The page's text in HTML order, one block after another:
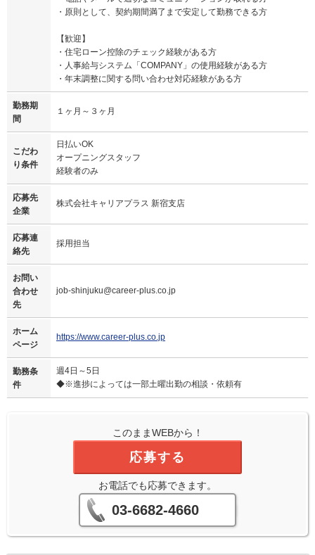
・原則として、契約期間満了まで安定して勤務できる方
【歓迎】
・住宅ローン控除のチェック経験がある方
・人事給与システム「COMPANY」の使用経験がある方
・年末調整に関する問い合わせ対応経験がある方
勤務期
間
１ヶ月～３ヶ月
こだわ
り条件
日払いOK
オープニングスタッフ
経験者のみ
応募先
企業
株式会社キャリアプラス 新宿支店
応募連
絡先
採用担当
お問い
合わせ
先
job-shinjuku@career-plus.co.jp
ホーム
ページ
https://www.career-plus.co.jp
勤務条
件
週4日～5日
◆※進捗によっては一部土曜出勤の相談・依頼有
このままWEBから！
応募する
お電話でも応募できます。
03-6682-4660